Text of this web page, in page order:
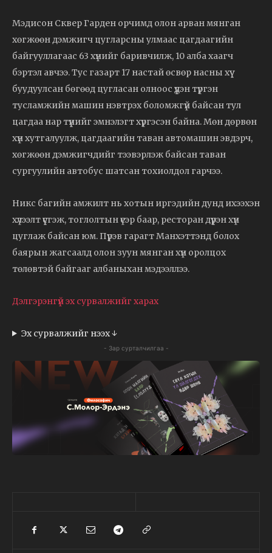
Мэдисон Сквер Гарден орчимд олон арван мянган
хөгжөөн дэмжигч цугларсны улмаас цагдаагийн
байгууллагаас 63 хүнийг баривчилж, 10 алба хаагч
бэртэл авчээ. Тус газарт 17 настай өсвөр насны хүү
буудуулсан бөгөөд цугласан олноос үүдэн түргэн
тусламжийн машин нэвтрэх боломжгүй байсан тул
цагдаа нар түүнийг эмнэлэгт хүргэсэн байна. Мөн дөрвөн
хүн хутгалуулж, цагдаагийн таван автомашин эвдэрч,
хөгжөөн дэмжигчдийг тээвэрлэж байсан таван
сургуулийн автобус шатсан тохиолдол гарчээ.
Никс багийн амжилт нь хотын иргэдийн дунд ихээхэн
хүлээлт үүсгэж, тоглолтын үеэр баар, ресторан дүүрэн хүн
цуглаж байсан юм. Пүрэв гарагт Манхэттэнд болох
баярын жагсаалд олон зуун мянган хүн оролцох
төлөвтэй байгааг албаныхан мэдээллээ.
Дэлгэрэнгүй эх сурвалжийг харах
Эх сурвалжийг нээх ↓
- Зар сурталчилгаа -